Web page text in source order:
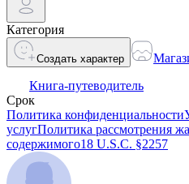
Категория
Создать характер
Книга-путеводитель
Срок
Политика конфиденциальности
услугПолитика рассмотрения
содержимого18 U.S.C. §2257